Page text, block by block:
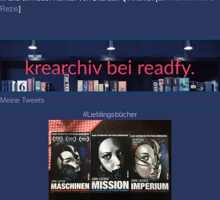
Rezis]
Meine Tweets
#Lieblingsbücher